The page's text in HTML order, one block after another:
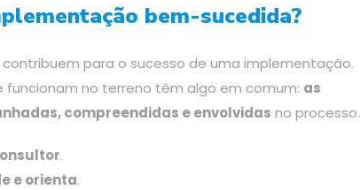
bem-sucedida?
para o sucesso de uma implementação.
funcionam no terreno têm algo em comum: as
compreendidas e envolvidas no processo.
.
e orienta.